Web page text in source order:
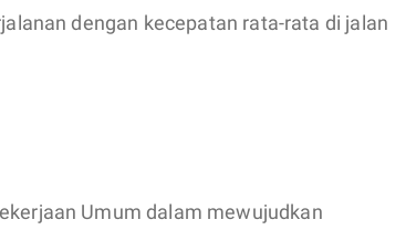
dengan kecepatan rata-rata di jalan
Umum dalam mewujudkan